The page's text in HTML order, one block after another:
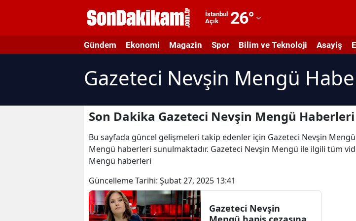
İstanbul
Açık
26°
Adıyaman
Afyonkarahisar
Amasya
Antalya
Aydın
Balıkesir
Gündem Ekonomi Magazin Spor Bilim ve Teknoloji Asayiş
Gazeteci Nevşin Mengü
Son Dakika Gazeteci Nevşin Mengü Haberleri
Bu sayfada güncel gelişmeleri takip edenler için Gazeteci Nevşin
Mengü haberleri sunulmaktadır. Gazeteci Nevşin Mengü ile ilgili tüm
Mengü haberleri
Güncelleme Tarihi: Şubat 27, 2025 13:41
Gazeteci Nevşin